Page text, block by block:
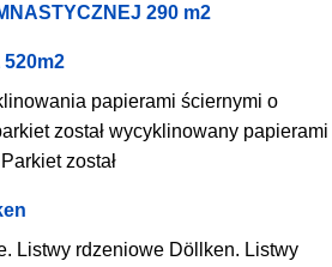
290 m2
520m2
papierami ściernymi o
został wycyklinowany papierami
został
Listwy rdzeniowe Döllken. Listwy